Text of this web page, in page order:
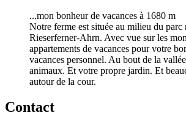
...mon bonheur de vacances à 1680 m
Notre ferme est située au milieu du parc
Rieserferner-Ahrn. Avec vue sur les
appartements de vacances pour votre
vacances personnel. Au bout de la
animaux. Et votre propre jardin. Et
autour de la cour.
Contact